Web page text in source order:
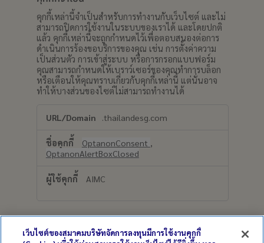
คุกกี้เหล่านี้จำเป็นสำหรับการทำงานกับเว็บไซต์ และไม่
สามารถปิดการใช้งานในระบบของเราได้ และโดยปกติ
แล้ว คุกกี้เหล่านี้จะถูกกำหนดไว้เพื่อตอบสนองต่อการ
ดำเนินการร้องขอบริการของคุณ เช่น การตั้งค่าความ
เป็นส่วนตัว การเข้าสู่ระบบ หรือการกรอกแบบฟอร์ม
คุณสามารถกำหนดให้เบราว์เซอร์ของคุณทำการบล็อก
หรือเตือนให้คุณทราบเกี่ยวกับคุกกี้เหล่านี้ แต่นั่นอาจ
ทำให้บางส่วนของไซต์ไม่สามารถทำงานได้
จำเป็น
.thailandesg.com
OptanonConsent ,
OptanonAlertBoxClosed
AIMC
เว็บไซต์ของสมาคมบริษัทจัดการลงทุนมีการใช้งานคุกกี้